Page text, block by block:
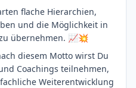
flache Hierarchien,
und die Möglichkeit in
übernehmen. 📈💥
diesem Motto wirst Du
Coachings teilnehmen,
Weiterentwicklung